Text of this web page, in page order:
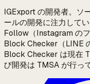
IGExport の開発者。ソ
ールの開発に注力して
Follow（Instagram の
Block Checker（LINE
Block Checker は現在
び開発は TMSA が行っ